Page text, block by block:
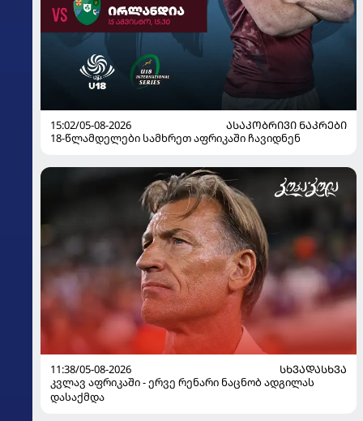
15:02/05-08-2026
ᲐᲡᲐᲙᲝᲑᲠᲘᲕᲘ ᲜᲐᲙᲠᲔᲑᲘ
18-წლამდელები სამხრეთ აფრიკაში ჩავიდნენ
11:38/05-08-2026
ᲡᲮᲕᲐᲓᲐᲡᲮᲕᲐ
კვლავ აფრიკაში - ერვე რენარი ნაცნობ ადგილას
დასაქმდა